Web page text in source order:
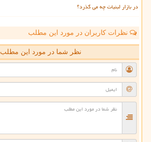
در بازار لبنیات چه می گذرد؟
نظرات کاربران در مورد این مطلب
نظر شما در مورد این مطلب